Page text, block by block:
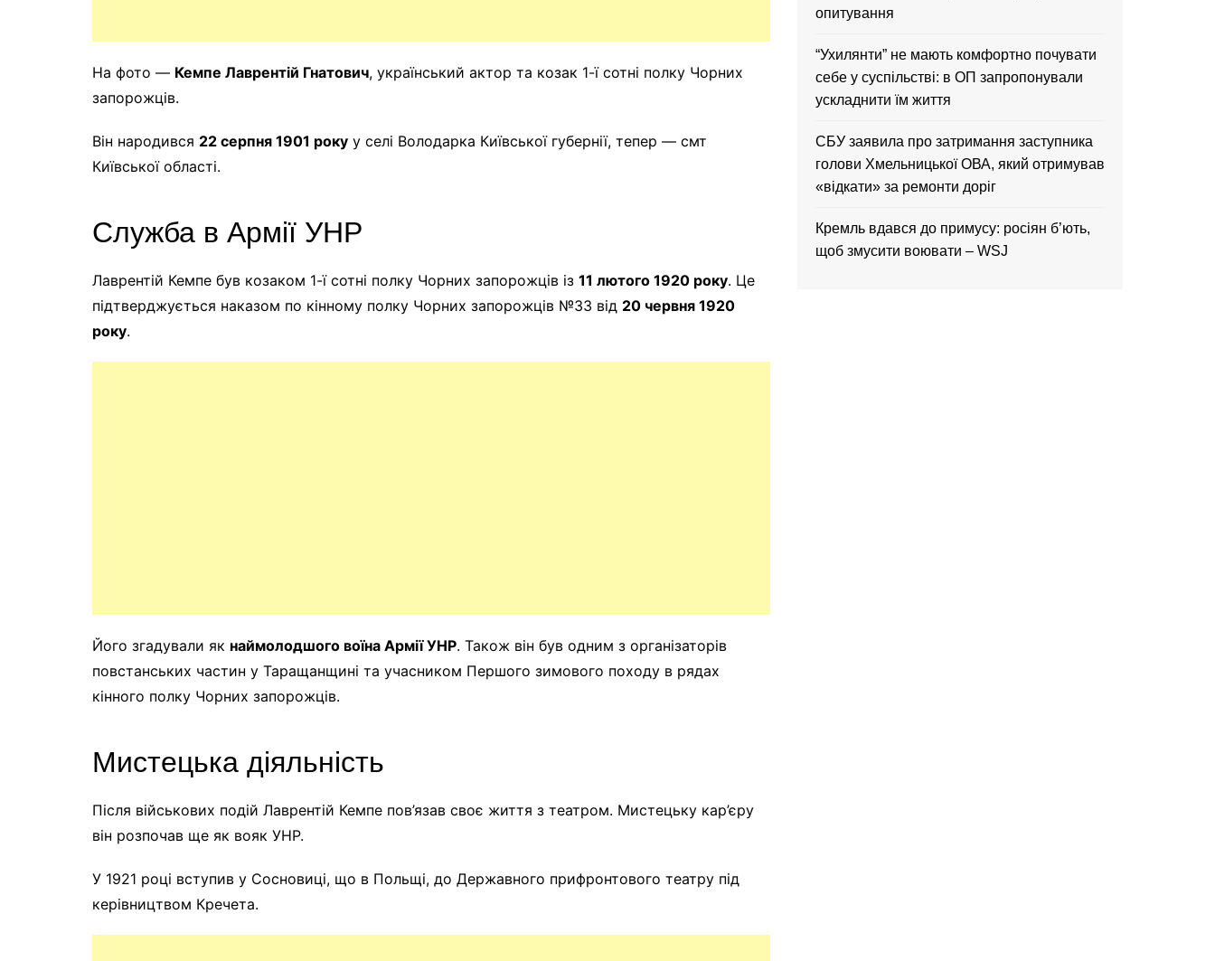
На фото — Кемпе Лаврентій Гнатович, український актор та козак 1-ї сотні полку Чорних
запорожців.
Він народився 22 серпня 1901 року у селі Володарка Київської губернії, тепер — смт
Київської області.
Служба в Армії УНР
Лаврентій Кемпе був козаком 1-ї сотні полку Чорних запорожців із 11 лютого 1920 року. Це
підтверджується наказом по кінному полку Чорних запорожців №33 від 20 червня 1920
року.
Його згадували як наймолодшого воїна Армії УНР. Також він був одним з організаторів
повстанських частин у Таращанщині та учасником Першого зимового походу в рядах
кінного полку Чорних запорожців.
Мистецька діяльність
Після військових подій Лаврентій Кемпе пов’язав своє життя з театром. Мистецьку кар’єру
він розпочав ще як вояк УНР.
У 1921 році вступив у Сосновиці, що в Польщі, до Державного прифронтового театру під
керівництвом Кречета.
опитування
“Ухилянти” не мають комфортно почувати
себе у суспільстві: в ОП запропонували
ускладнити їм життя
CБУ заявила про затримання заступника
голови Хмельницької ОВА, який отримував
«відкати» за ремонти доріг
Кремль вдався до примусу: росіян б’ють,
щоб змусити воювати – WSJ